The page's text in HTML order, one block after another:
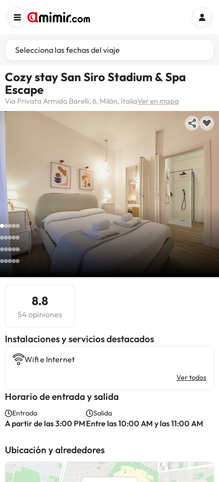
Selecciona las fechas del viaje
Cozy stay San Siro Stadium & Spa
Escape
Via Privata Armida Barelli, 6, Milán, ItaliaVer en mapa
8.8
54 opiniones
Instalaciones y servicios destacados
Wifi e Internet
Ver todos
Horario de entrada y salida
Entrada
A partir de las 3:00 PM
Salida
Entre las 10:00 AM y las 11:00 AM
Ubicación y alrededores